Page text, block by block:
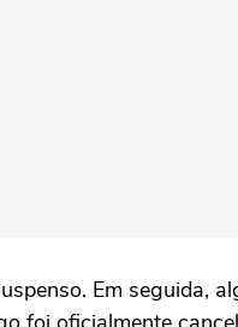
Em seguida,